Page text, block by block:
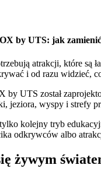
by UTS: jak
atrakcji, które są
i od razu widzieć,
by UTS został
jeziora, wyspy i strefy
kolejny tryb
odkrywców albo
żywym